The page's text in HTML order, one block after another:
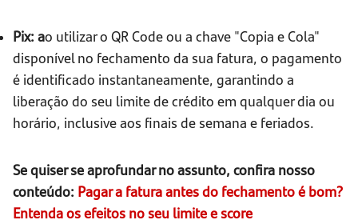
Pix: ao utilizar o QR Code ou a chave "Copia e Cola"
disponível no fechamento da sua fatura, o pagamento
é identificado instantaneamente, garantindo a
liberação do seu limite de crédito em qualquer dia ou
horário, inclusive aos finais de semana e feriados.
Se quiser se aprofundar no assunto, confira nosso
conteúdo: Pagar a fatura antes do fechamento é bom?
Entenda os efeitos no seu limite e score